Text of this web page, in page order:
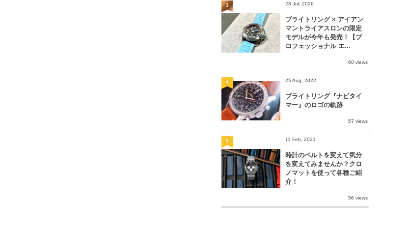
28 Jul, 2026
ブライトリング × アイアン
マントライアスロンの限定
モデルが今年も発売！【プ
ロフェッショナル エ...
60 views
3
25 Aug, 2022
ブライトリング『ナビタイ
マー』のロゴの軌跡
57 views
4
11 Feb, 2021
時計のベルトを変えて気分
を変えてみませんか？クロ
ノマットを使って各種ご紹
介！
56 views
5